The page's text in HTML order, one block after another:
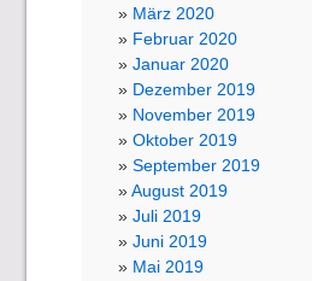
März 2020
Februar 2020
Januar 2020
Dezember 2019
November 2019
Oktober 2019
September 2019
August 2019
Juli 2019
Juni 2019
Mai 2019